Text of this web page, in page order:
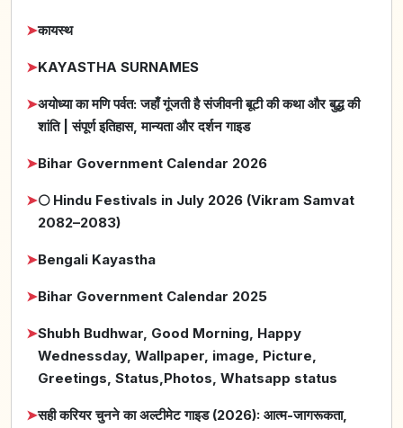
➤कायस्थ
➤KAYASTHA SURNAMES
➤अयोध्या का मणि पर्वत: जहाँ गूंजती है संजीवनी बूटी की कथा और बुद्ध की
शांति | संपूर्ण इतिहास, मान्यता और दर्शन गाइड
➤Bihar Government Calendar 2026
➤🌕 Hindu Festivals in July 2026 (Vikram Samvat
2082–2083)
➤Bengali Kayastha
➤Bihar Government Calendar 2025
➤Shubh Budhwar, Good Morning, Happy
Wednessday, Wallpaper, image, Picture,
Greetings, Status,Photos, Whatsapp status
➤सही करियर चुनने का अल्टीमेट गाइड (2026): आत्म-जागरूकता,